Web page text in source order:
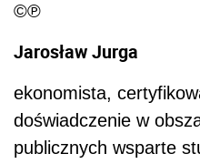
©℗
Jarosław Jurga
ekonomista,
doświadczenie w
publicznych wsparte